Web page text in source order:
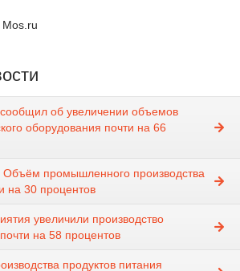
об увеличении объемов
оборудования почти на 66
промышленного производства
на 30 процентов
увеличили производство
на 58 процентов
продуктов питания